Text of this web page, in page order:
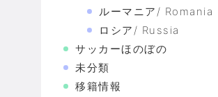
ルーマニア/ Romania
ロシア/ Russia
サッカーほのぼの
未分類
移籍情報